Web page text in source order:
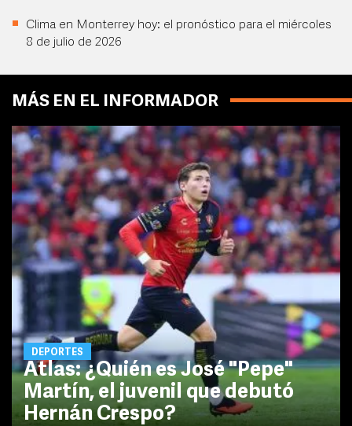
Clima en Monterrey hoy: el pronóstico para el miércoles
8 de julio de 2026
MÁS EN EL INFORMADOR
DEPORTES
Atlas: ¿Quién es José "Pepe"
Martín, el juvenil que debutó
Hernán Crespo?